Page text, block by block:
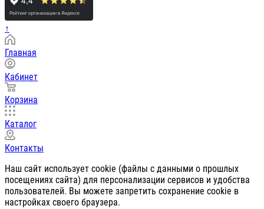
↑
Главная
Кабинет
Корзина
Каталог
Контакты
Наш сайт использует cookie (файлы с данными о прошлых
посещениях сайта) для персонализации сервисов и удобства
пользователей. Вы можете запретить сохранение cookie в
настройках своего браузера.